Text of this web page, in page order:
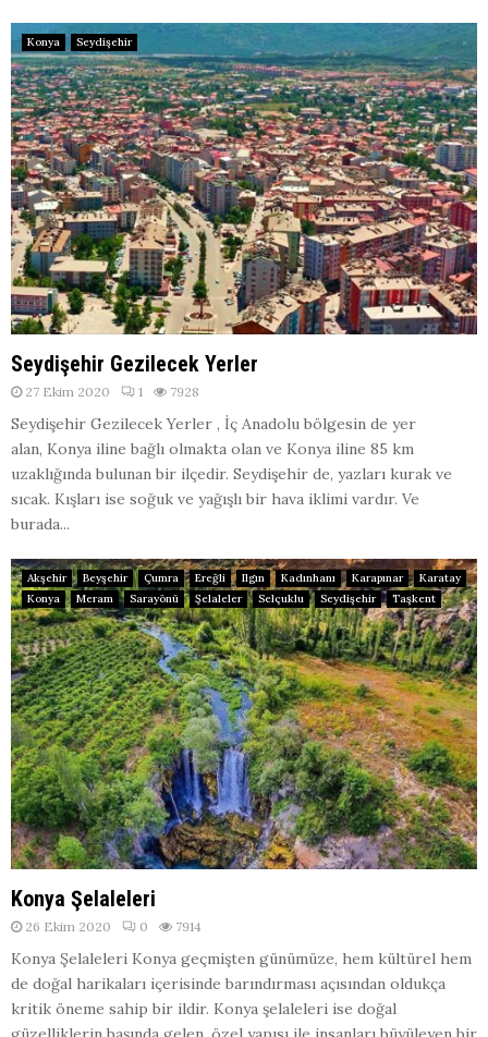
Konya Seydişehir
Seydişehir Gezilecek Yerler
27 Ekim 2020 1 7928
Seydişehir Gezilecek Yerler , İç Anadolu bölgesin de yer
alan, Konya iline bağlı olmakta olan ve Konya iline 85 km
uzaklığında bulunan bir ilçedir. Seydişehir de, yazları kurak ve
sıcak. Kışları ise soğuk ve yağışlı bir hava iklimi vardır. Ve
burada...
Akşehir Beyşehir Çumra Ereğli Ilgın Kadınhanı Karapınar
Karatay
Konya
Meram Sarayönü Şelaleler Selçuklu Seydişehir Taşkent
Konya Şelaleleri
26 Ekim 2020 0 7914
Konya Şelaleleri Konya geçmişten günümüze, hem kültürel hem
de doğal harikaları içerisinde barındırması açısından oldukça
kritik öneme sahip bir ildir. Konya şelaleleri ise doğal